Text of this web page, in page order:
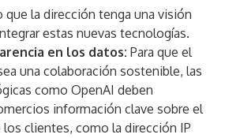
que la dirección tenga una visión
estas nuevas tecnologías.
en los datos: Para que el
una colaboración sostenible, las
como OpenAI deben
información clave sobre el
clientes, como la dirección IP